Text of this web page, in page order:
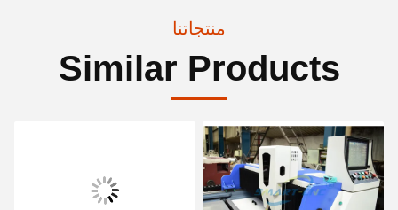
منتجاتنا
Similar Products